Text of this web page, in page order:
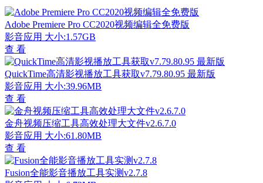
Adobe Premiere Pro CC2020视频编辑全免费版
影音应用 大小:1.57GB
查 看
QuickTime高清影视播放工具获取v7.79.80.95 最新版
影音应用 大小:39.96MB
查 看
金舟视频压缩工具高效处理大文件v2.6.7.0
影音应用 大小:61.80MB
查 看
Fusion全能影音播放工具实测v2.7.8